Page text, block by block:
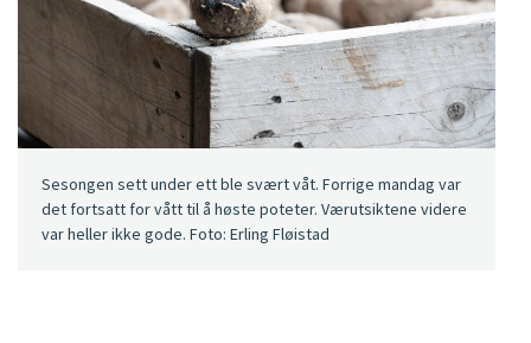
Sesongen sett under ett ble svært våt. Forrige mandag var
det fortsatt for vått til å høste poteter. Værutsiktene videre
var heller ikke gode. Foto: Erling Fløistad